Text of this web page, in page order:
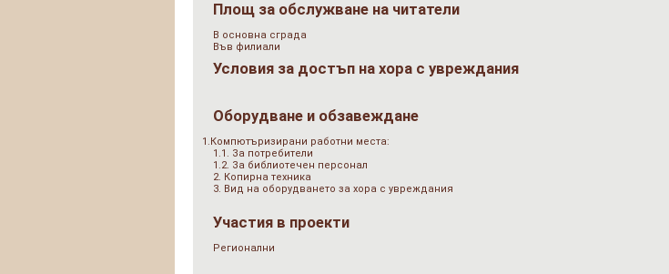
Площ за обслужване на читатели
В основна сграда
Във филиали
Условия за достъп на хора с увреждания
Оборудване и обзавеждане
1.Компютъризирани работни места:
1.1. За потребители
1.2. За библиотечен персонал
2. Копирна техника
3. Вид на оборудването за хора с увреждания
Участия в проекти
Регионални